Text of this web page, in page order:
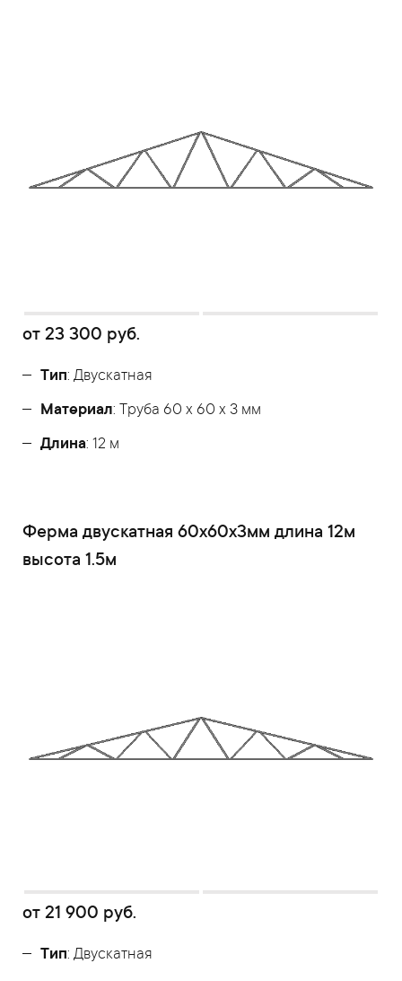
от 23 300 руб.
Тип: Двускатная
Материал: Труба 60 x 60 x 3 мм
Длина: 12 м
Ферма двускатная 60x60x3мм длина 12м
высота 1.5м
от 21 900 руб.
Тип: Двускатная